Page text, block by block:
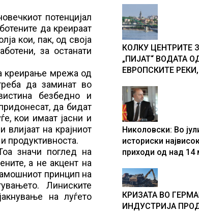
потенцијал
да креираат
кои, пак, од своја
за останати
креирање мрежа од
да заминат во
безбедно и
да бидат
кои имаат јасни и
на крајниот
продуктивноста.
значи поглед на
а не акцент на
принцип на
Линиските
на луѓето
учесниците во
доживуваа овој
промени текот на
КОЛКУ ЦЕНТРИТЕ
„ПИЈАТ“ ВОДАТА
ЕВРОПСКИТЕ РЕКИ,
центри за податоци
Николовски: Во
историски
приходи од над 14
резултати
КРИЗАТА ВО
ИНДУСТРИЈА